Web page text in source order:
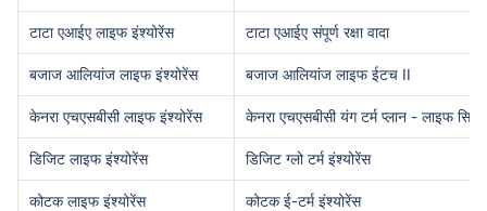
टाटा एआईए लाइफ इंश्योरेंस टाटा एआईए संपूर्ण रक्षा वादा
बजाज आलियांज लाइफ इंश्योरेंस बजाज आलियांज लाइफ ईटच II
केनरा एचएसबीसी लाइफ इंश्योरेंस केनरा एचएसबीसी यंग टर्म प्लान - लाइफ
डिजिट लाइफ इंश्योरेंस डिजिट ग्लो टर्म इंश्योरेंस
कोटक लाइफ इंश्योरेंस कोटक ई-टर्म इंश्योरेंस